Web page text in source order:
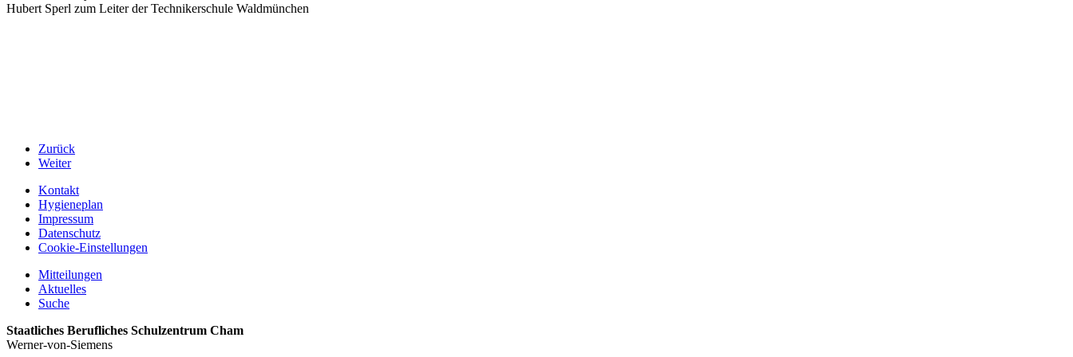
Hubert Sperl zum Leiter der Technikerschule Waldmünchen
Zurück
Weiter
Kontakt
Hygieneplan
Impressum
Datenschutz
Cookie-Einstellungen
Mitteilungen
Aktuelles
Suche
Staatliches Berufliches Schulzentrum Cham
Werner-von-Siemens